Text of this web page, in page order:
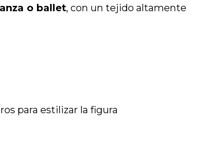
o ballet, con un tejido altamente
para estilizar la figura